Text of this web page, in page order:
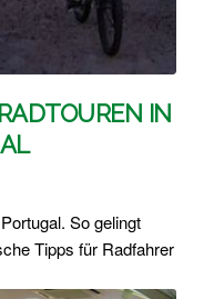
IN
So gelingt
Tipps für Radfahrer